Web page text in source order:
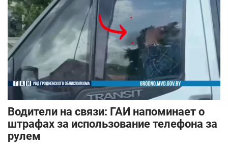
Водители на связи: ГАИ напоминает о
штрафах за использование телефона за
рулем